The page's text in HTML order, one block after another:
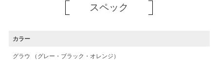
スペック
カラー
グラウ （グレー・ブラック・オレンジ）